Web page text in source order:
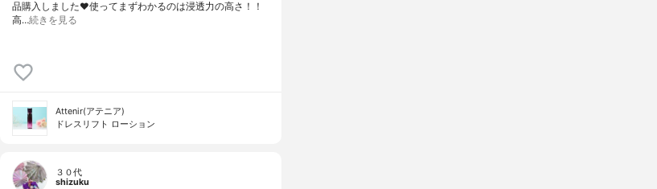
品購入しました❤️使ってまずわかるのは浸透力の高さ！！
高…続きを見る
Attenir(アテニア)
ドレスリフト ローション
３０代
shizuku